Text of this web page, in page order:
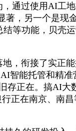
过使用AI工地
著，另一个是
等功能，贝壳
衔接了实正
智能托管和精
存正在。搞AI
正在南京、南